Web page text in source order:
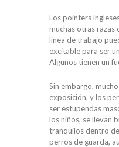
Los pointers
muchas otras razas
línea de trabajo
excitable para ser
Algunos tienen un
Sin embargo,
exposición, y los
ser estupendas
los niños, se llevan
tranquilos dentro
perros de guarda,